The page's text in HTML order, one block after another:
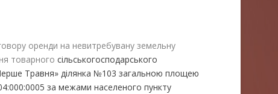
оренди на невитребувану земельну
товарного сільськогосподарського
Травня» ділянка №103 загальною площею
за межами населеного пункту